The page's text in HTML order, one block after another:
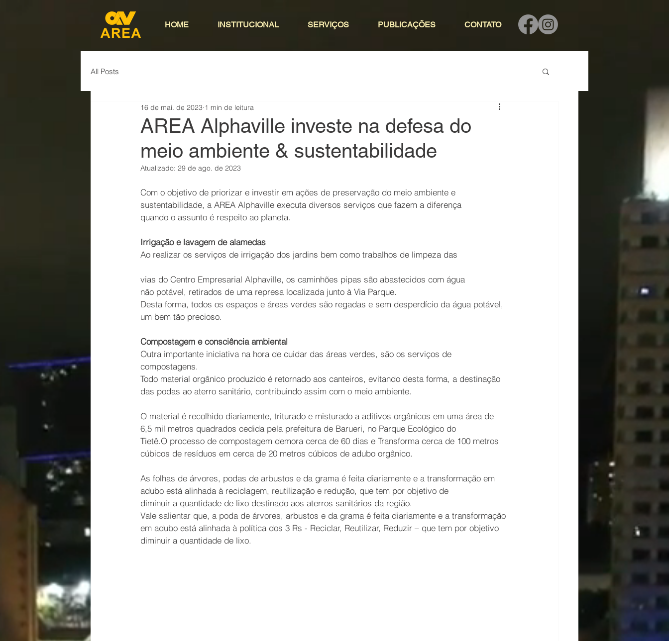
HOME INSTITUCIONAL SERVIÇOS PUBLICAÇÕES CONTATO
All Posts
AREA Alphaville investe na defesa do
meio ambiente & sustentabilidade
16 de mai. de 2023 1 min de leitura
Atualizado: 29 de ago. de 2023
Com o objetivo de priorizar e investir em ações de preservação do meio ambiente e
sustentabilidade, a AREA Alphaville executa diversos serviços que fazem a diferença
quando o assunto é respeito ao planeta.
Irrigação e lavagem de alamedas
Ao realizar os serviços de irrigação dos jardins bem como trabalhos de limpeza das
vias do Centro Empresarial Alphaville, os caminhões pipas são abastecidos com água
não potável, retirados de uma represa localizada junto à Via Parque.
Desta forma, todos os espaços e áreas verdes são regadas e sem desperdício da água potável,
um bem tão precioso.
Compostagem e consciência ambiental
Outra importante iniciativa na hora de cuidar das áreas verdes, são os serviços de
compostagens.
Todo material orgânico produzido é retornado aos canteiros, evitando desta forma, a destinação
das podas ao aterro sanitário, contribuindo assim com o meio ambiente.
O material é recolhido diariamente, triturado e misturado a aditivos orgânicos em uma área de
6,5 mil metros quadrados cedida pela prefeitura de Barueri, no Parque Ecológico do
Tietê.O processo de compostagem demora cerca de 60 dias e Transforma cerca de 100 metros
cúbicos de resíduos em cerca de 20 metros cúbicos de adubo orgânico.
As folhas de árvores, podas de arbustos e da grama é feita diariamente e a transformação em
adubo está alinhada à reciclagem, reutilização e redução, que tem por objetivo de
diminuir a quantidade de lixo destinado aos aterros sanitários da região.
Vale salientar que, a poda de árvores, arbustos e da grama é feita diariamente e a transformação
em adubo está alinhada à política dos 3 Rs - Reciclar, Reutilizar, Reduzir – que tem por objetivo
diminuir a quantidade de lixo.